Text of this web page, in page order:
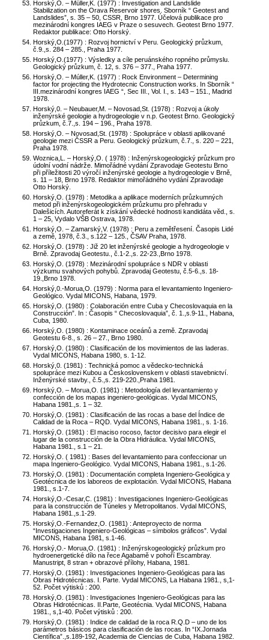
Horský,O. – Müller,K. (1977) : Investigation and Landslide
Stabilization on the Orava Reservoir shores. Sborník “ Geotest and
Landslides”, s. 35 – 50, CSSR, Brno 1977. Účelová publikace pro
mezinárodní kongres IAEG v Praze o sesuvech. Geotest Brno 1977.
Redaktor publikace: Otto Horský.
Horský,O.(1977) : Rozvoj hornictví v Peru. Geologický průzkum,
č.9.,s. 284 – 285., Praha 1977.
Horský,O.(1977) : Výsledky a cíle peruánského ropného průmyslu.
Geologický průzkum, č. 12, s. 376 – 377., Praha 1977.
Horský,O. – Múller,K. (1977) : Rock Environment – Determining
factor for projecting the Hydrotecnic Construction works. In Sborník “
III.mezinárodní kongres IAEG “, Sec III., Vol. I., s. 143 – 151., Madrid
1978.
Horský,0. – Neubauer,M. – Novosad,St. (1978) : Rozvoj a úkoly
inženýrské geologie a hydrogeologie v n.p. Geotest Brno. Geologický
průzkum, č.7.,s. 194 – 196., Praha 1978.
Horský,O. – Novosad,St. (1978) : Spolupráce v oblasti aplikované
geologie mezi ČSSR a Peru. Geologický průzkum, č.7., s. 220 – 221,
Praha 1978.
Woznica,L. – Horský,O. ( 1978) : Inženýrskogeologický průzkum pro
údolní vodní nádrže. Mimořádné vydání Zpravodaje Geotestu Brno
při příležitosti 20 výročí inženýrské geologie a hydrogeologie v Brně,
s. 11 – 18, Brno 1978. Redaktor mimořádného vydání Zpravodaje
Otto Horský.
Horský,O. (1978) : Metodika a aplikace moderních průzkumných
metod při inženýrskogeologickém průzkumu pro přehradu v
Dalešicích. Autoreferát k získání vědecké hodnosti kandidáta věd., s.
1 – 25, Vydalo VŠB Ostrava, 1978.
Horský,O. – Zamarský,V. (1978) : Peru a zemětřesení. Časopis Lidé
a země, 1978, č.3., s.122 – 125., ČSAV Praha, 1978.
Horský,O. (1978) : Již 20 let inženýrské geologie a hydrogeologie v
Brně. Zpravodaj Geotestu., č.1-2.,s. 22-23.,Brno 1978.
Horský,O. (1978) : Mezinárodní spolupráce s NDR v oblasti
výzkumu svahových pohybů. Zpravodaj Geotestu, č.5-6.,s. 18-
19.,Brno 1978.
Horský,0.-Morua,O. (1979) : Norma para el levantamiento Ingeniero-
Geológico. Vydal MICONS, Habana, 1979.
Horský,O. (1980) : Colaboración entre Cuba y Checoslovaquia en la
Construcción”. In : Časopis “ Checoslovaquia”, č. 1.,s.9-11., Habana,
Cuba, 1980.
Horský,O. (1980) : Kontaminace oceánů a země. Zpravodaj
Geotestu 6-8., s. 26 – 27., Brno 1980.
Horský,O. (1980) : Clasificación de los movimientos de las laderas.
Vydal MICONS, Habana 1980, s. 1-12.
Horský,0. (1981) : Technická pomoc a vědecko-technická
spolupráce mezi Kubou a Československem v oblasti stavebnictví.
Inženýrské stavby., č.5.,s. 219-220.,Praha 1981.
Horský,O. – Morua,O. (1981) : Metodología del levantamiento y
confección de los mapas ingeniero-geológicas. Vydal MICONS,
Habana 1981.,s. 1 – 32.
Horský,O. (1981) : Clasificación de las rocas a base del Índice de
Calidad de la Roca – RQD. Vydal MICONS, Habana 1981., s. 1-16.
Horský,O. (1981) : El maciso rocoso, factor decisivo para elegir el
lugar de la construcción de la Obra Hidráulica. Vydal MICONS,
Habana 1981., s.1 – 21.
Horský,O. ( 1981) : Bases del levantamiento para confeccionar un
mapa Ingeniero-Geológico. Vydal MICONS, Habana 1981., s.1-26.
Horský,O. (1981) : Documentación completa Ingeniero-Geológica y
Geotécnica de los laboreos de explotación. Vydal MICONS, Habana
1981., s.1-7.
Horský,O.-Cesar,C. (1981) : Investigaciones Ingeniero-Geológicas
para la construcción de Túneles y Metropolitanos. Vydal MICONS,
Habana 1981.,s.1-29.
Horský,O.-Fernandez,O. (1981) : Anteproyecto de norma
“Investigaciones Ingeniero-Geológicas – símbolos gráficos”. Vydal
MICONS, Habana 1981, s.1-46.
Horský,O.- Morua,O. (1981) : Inženýrskogeologický průzkum pro
hydroenergetické dílo na řece Agabamě v pohoří Escambray.
Manustript, 8 stran + obrazové přílohy, Habana, 1981.
Horský,O. (1981) : Investigaciones Ingeniero-Geológicas para las
Obras Hidrotécnicas. I. Parte. Vydal MICONS, La Habana 1981., s,1-
52. Počet výtisků : 200.
Horský,O. (1981) : Investigaciones Ingeniero-Geológicas para las
Obras Hidrotécnicas. II.Parte, Geotécnia. Vydal MICONS, Habana
1981., s,1-40. Počet výtisků : 200.
Horský,O. (1981) : Indice de calidad de la roca R.Q.D – uno de los
parámetros básicos para clasificación de las rocas. In “IX.Jornada
Científica”.,s.189-192, Academia de Ciencias de Cuba, Habana 1982.